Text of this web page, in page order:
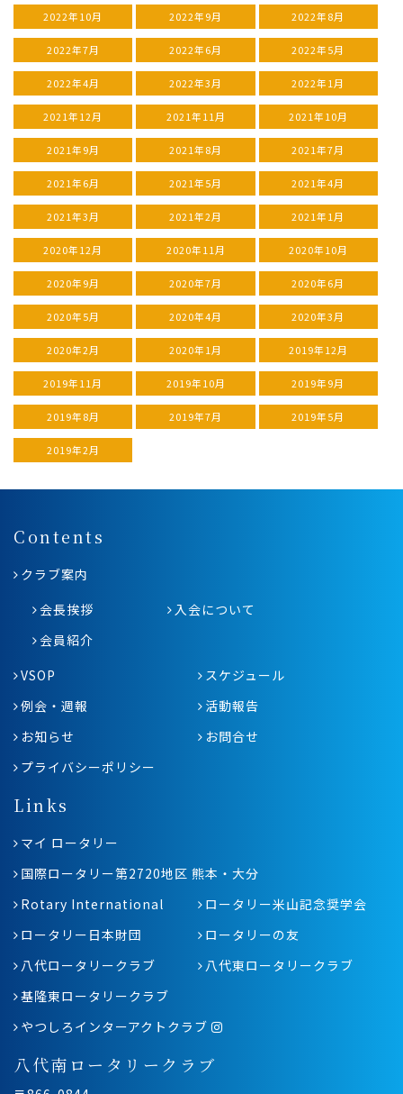
2022年10月 2022年9月 2022年8月
2022年7月 2022年6月 2022年5月
2022年4月 2022年3月 2022年1月
2021年12月 2021年11月 2021年10月
2021年9月 2021年8月 2021年7月
2021年6月 2021年5月 2021年4月
2021年3月 2021年2月 2021年1月
2020年12月 2020年11月 2020年10月
2020年9月 2020年7月 2020年6月
2020年5月 2020年4月 2020年3月
2020年2月 2020年1月 2019年12月
2019年11月 2019年10月 2019年9月
2019年8月 2019年7月 2019年5月
2019年2月
Contents
クラブ案内
会長挨拶
入会について
会員紹介
VSOP
スケジュール
例会・週報
活動報告
お知らせ
お問合せ
プライバシーポリシー
Links
マイ ロータリー
国際ロータリー第2720地区 熊本・大分
Rotary International
ロータリー米山記念奨学会
ロータリー日本財団
ロータリーの友
八代ロータリークラブ
八代東ロータリークラブ
基隆東ロータリークラブ
やつしろインターアクトクラブ
八代南ロータリークラブ